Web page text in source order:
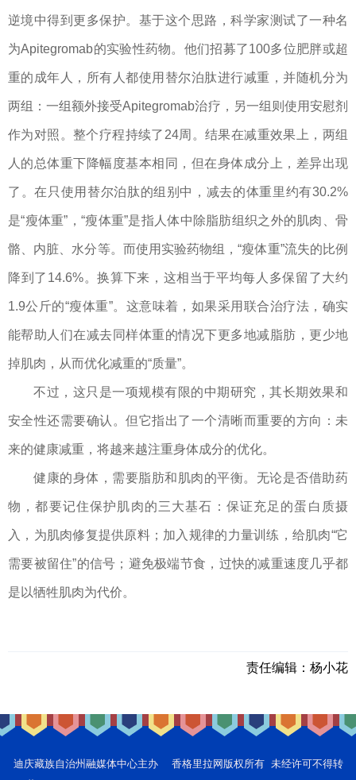
逆境中得到更多保护。基于这个思路，科学家测试了一种名
为Apitegromab的实验性药物。他们招募了100多位肥胖或超
重的成年人，所有人都使用替尔泊肽进行减重，并随机分为
两组：一组额外接受Apitegromab治疗，另一组则使用安慰剂
作为对照。整个疗程持续了24周。结果在减重效果上，两组
人的总体重下降幅度基本相同，但在身体成分上，差异出现
了。在只使用替尔泊肽的组别中，减去的体重里约有30.2%
是“瘦体重”，“瘦体重”是指人体中除脂肪组织之外的肌肉、骨
骼、内脏、水分等。而使用实验药物组，“瘦体重”流失的比例
降到了14.6%。换算下来，这相当于平均每人多保留了大约
1.9公斤的“瘦体重”。这意味着，如果采用联合治疗法，确实
能帮助人们在减去同样体重的情况下更多地减脂肪，更少地
掉肌肉，从而优化减重的“质量”。
不过，这只是一项规模有限的中期研究，其长期效果和
安全性还需要确认。但它指出了一个清晰而重要的方向：未
来的健康减重，将越来越注重身体成分的优化。
健康的身体，需要脂肪和肌肉的平衡。无论是否借助药
物，都要记住保护肌肉的三大基石：保证充足的蛋白质摄
入，为肌肉修复提供原料；加入规律的力量训练，给肌肉“它
需要被留住”的信号；避免极端节食，过快的减重速度几乎都
是以牺牲肌肉为代价。
责任编辑： 杨小花
迪庆藏族自治州融媒体中心主办 香格里拉网版权所有 未经许可不得转